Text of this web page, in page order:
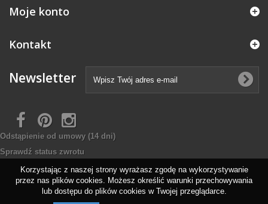
Moje konto
Kontakt
Newsletter
Korzystając z naszej strony wyrażasz zgodę na wykorzystywanie
przez nas plików cookies. Możesz określić warunki przechowywania
lub dostępu do plików cookies w Twojej przeglądarce.
Odstąpienie od umowy (14 dni)
Sprawdź status zwrotu